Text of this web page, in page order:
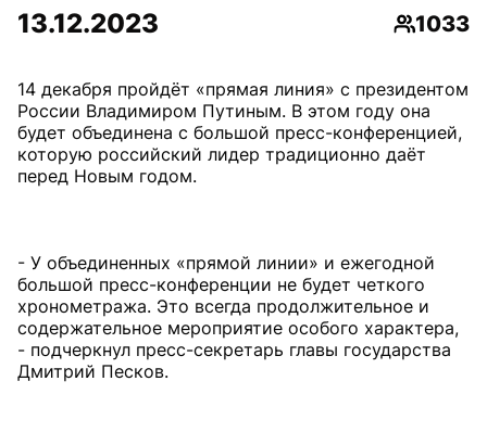
13.12.2023
1033
14 декабря пройдёт «прямая линия» с президентом
России Владимиром Путиным. В этом году она
будет объединена с большой пресс-конференцией,
которую российский лидер традиционно даёт
перед Новым годом.
- У объединенных «прямой линии» и ежегодной
большой пресс-конференции не будет четкого
хронометража. Это всегда продолжительное и
содержательное мероприятие особого характера,
- подчеркнул пресс-секретарь главы государства
Дмитрий Песков.